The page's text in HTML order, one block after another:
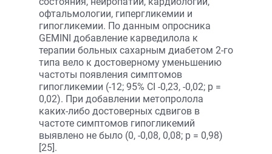
офтальмологии, гипергликемии и
гипогликемии. По данным опросника
GEMINI добавление карведилола к
терапии больных сахарным диабетом 2-го
типа вело к достоверному уменьшению
частоты появления симптомов
гипогликемии (-12; 95% CI -0,23, -0,02; p =
0,02). При добавлении метопролола
каких-либо достоверных сдвигов в
частоте симптомов гипогликемий
выявлено не было (0, -0,08, 0,08; p = 0,98)
[25].